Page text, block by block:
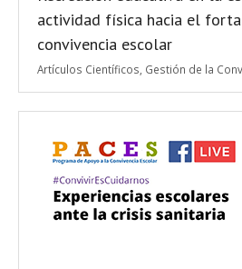
actividad física hacia el
convivencia escolar
Artículos Científicos Gestión de la